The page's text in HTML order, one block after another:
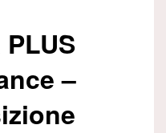
PLUS
–